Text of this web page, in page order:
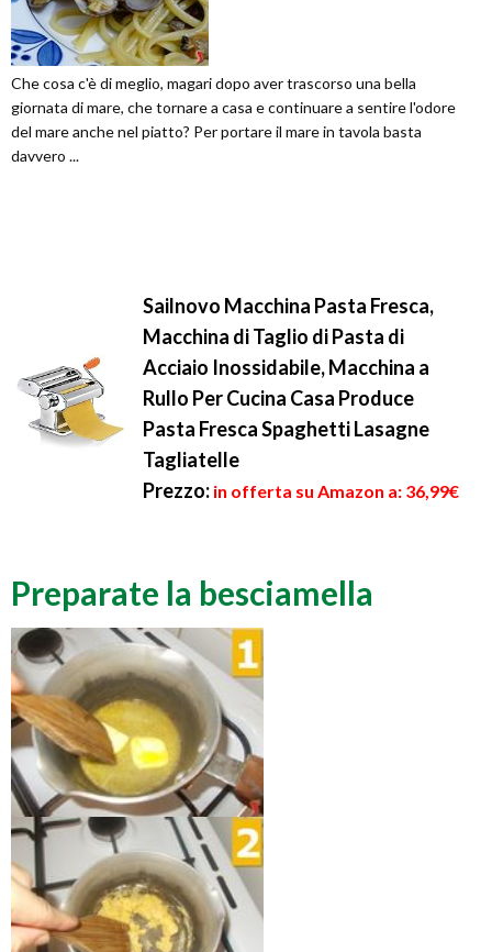
Che cosa c'è di meglio, magari dopo aver trascorso una bella
giornata di mare, che tornare a casa e continuare a sentire l'odore
del mare anche nel piatto? Per portare il mare in tavola basta
davvero ...
Sailnovo Macchina Pasta Fresca,
Macchina di Taglio di Pasta di
Acciaio Inossidabile, Macchina a
Rullo Per Cucina Casa Produce
Pasta Fresca Spaghetti Lasagne
Tagliatelle
Prezzo: in offerta su Amazon a: 36,99€
Preparate la besciamella